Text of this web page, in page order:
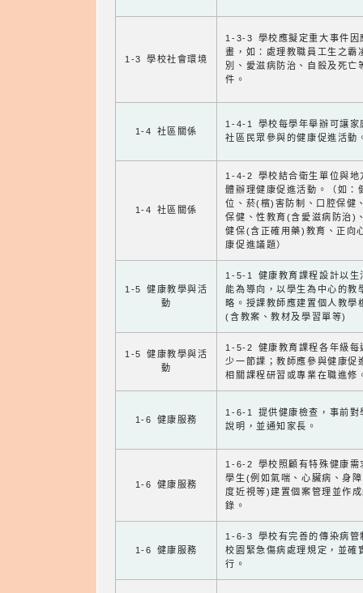
1-3 學校社會環境
1-3-3 學校應擬定重大事件因
畫，如：處理教職員工生之霸
別、愛滋病防治、自殺及死亡
件。
1-4 社區關係
1-4-1 學校每學年舉辦可讓家
社區民眾參與的健康促進活動
1-4 社區關係
1-4-2 學校結合衛生單位與地
體辦理健康促進活動。（如：
位、菸(檳)害防制、口腔保健
保健、性教育(含愛滋病防治)
健保(含正確用藥)教育、正向
康促進議題）
1-5 健康教學與活
動
1-5-1 健康教育課程設計以生
能為導向，以學生為中心的教
略。授課教師應建置個人教學
(含教案、教材及學習單等)
1-5 健康教學與活
動
1-5-2 健康教育課程各年級每
少一節課；教師應參與健康促
相關課程研習或專業在職進修
1-6 健康服務
1-6-1 提供健康檢查，事前對
說明，並通知家長。
1-6 健康服務
1-6-2 學校照顧有特殊健康需
學生(例如氣喘、心臟病、身
度近視等)建置個案管理並作
錄。
1-6 健康服務
1-6-3 學校有完善的傳染病管
校園緊急傷病處理規定，並確
行。